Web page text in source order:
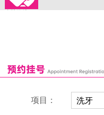
恒乐口腔诊所
富港口腔诊所
项目：